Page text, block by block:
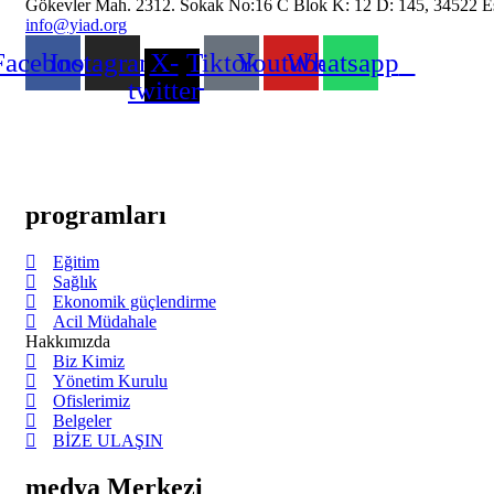
Gökevler Mah. 2312. Sokak No:16 C Blok K: 12 D: 145, 34522
info@yiad.org
InstagramX-
twitter
TiktokYoutubeWhatsapp
programları
Eğitim
Sağlık
Ekonomik güçlendirme
Acil Müdahale
Hakkımızda
Biz Kimiz
Yönetim Kurulu​
Ofislerimiz
Belgeler
BİZE ULAŞIN
medya Merkezi